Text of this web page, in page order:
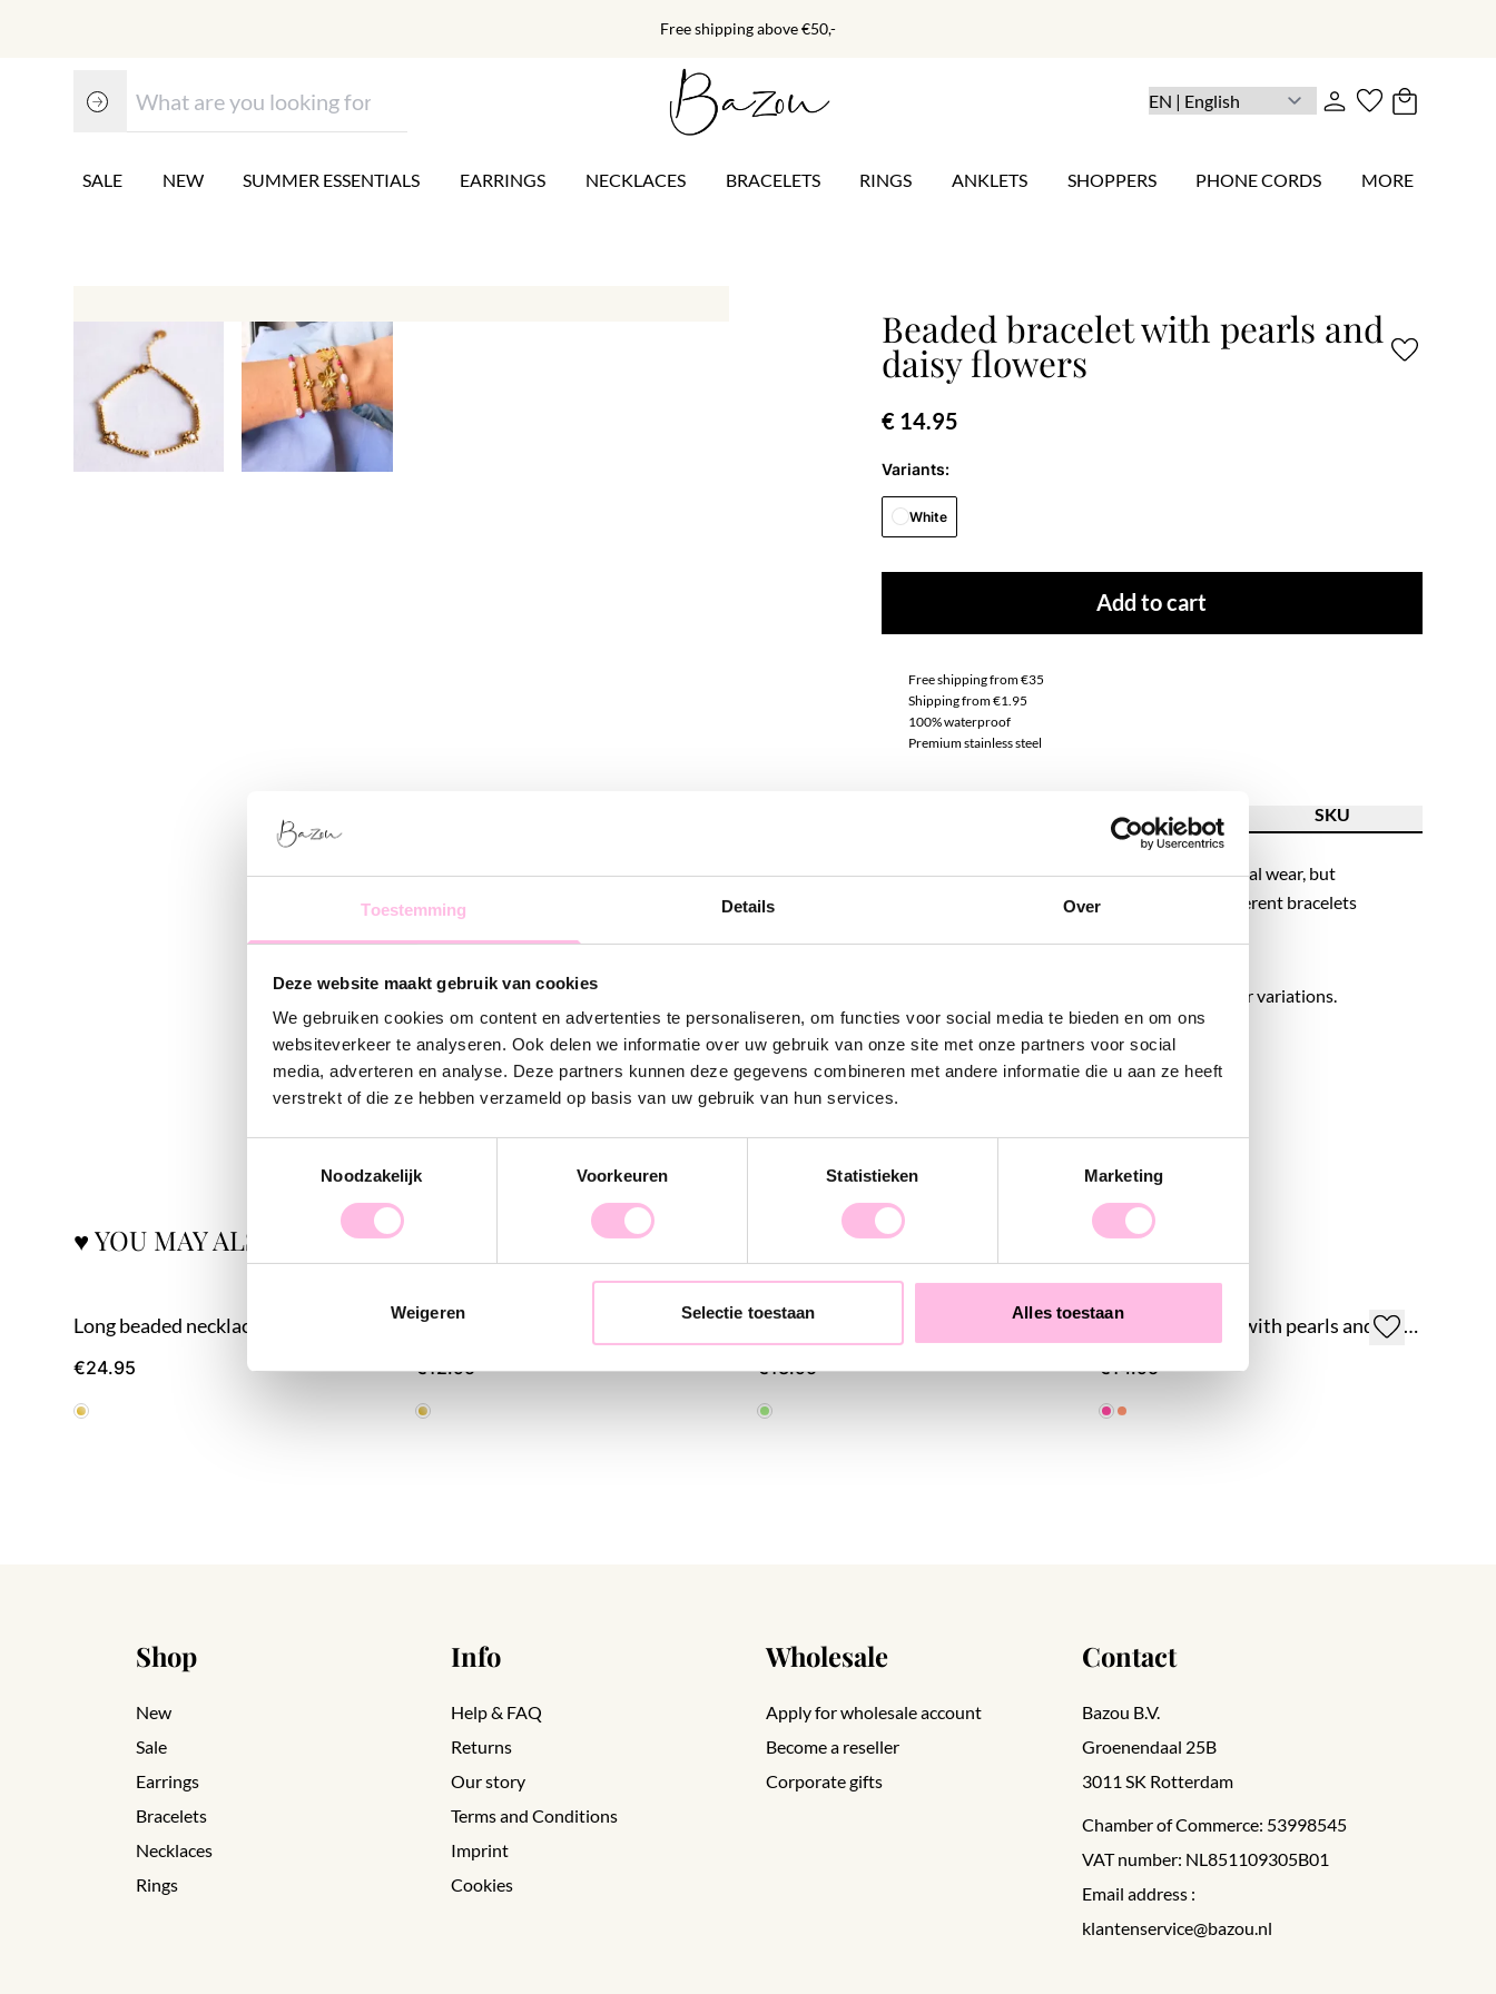
Toestemming Details Over
Deze website maakt gebruik van cookies
We gebruiken cookies om content en advertenties te personaliseren, om functies voor social media te bieden en om ons
websiteverkeer te analyseren. Ook delen we informatie over uw gebruik van onze site met onze partners voor social
media, adverteren en analyse. Deze partners kunnen deze gegevens combineren met andere informatie die u aan ze heeft
verstrekt of die ze hebben verzameld op basis van uw gebruik van hun services.
Noodzakelijk
Voorkeuren Statistieken Marketing
Weigeren Selectie toestaan Alles toestaan
Free shipping above €50,-
SALE NEW SUMMER ESSENTIALS EARRINGS NECKLACES BRACELETS RINGS ANKLETS SHOPPERS PHONE CORDS MORE
Beaded bracelet with pearls and
daisy flowers
€ 14.95
Variants:
White
Add to cart
Free shipping from €35
Shipping from €1.95
100% waterproof
Premium stainless steel
Feature SKU
This beautiful beaded bracelet is perfect for casual wear, but
also for a dressed-up look. Mix & Match our different bracelets
This beaded bracelet is available in multiple color variations.
Which one will you choose?
♥ YOU MAY ALSO LOVE...
€24.95
Beaded bracelet with a pearl
€12.95
Beaded bracelet with pearl and facets - green/cerise
€13.95
Beaded bracelet with pearls and facets - green/fuchsia/red
€14.95
Shop
New
Sale
Earrings
Bracelets
Necklaces
Rings
Info
Help & FAQ
Returns
Our story
Terms and Conditions
Imprint
Cookies
Wholesale
Apply for wholesale account
Become a reseller
Corporate gifts
Contact
Bazou B.V.
Groenendaal 25B
3011 SK Rotterdam
Chamber of Commerce: 53998545
VAT number: NL851109305B01
Email address :
klantenservice@bazou.nl